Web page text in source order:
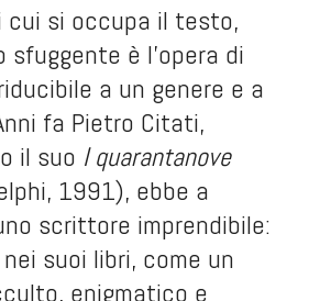
si occupa il testo,
è l'opera di
a un genere e a
fa Pietro Citati,
il suo I quarantanove
1991), ebbe a
scrittore imprendibile:
suoi libri, come un
enigmatico e